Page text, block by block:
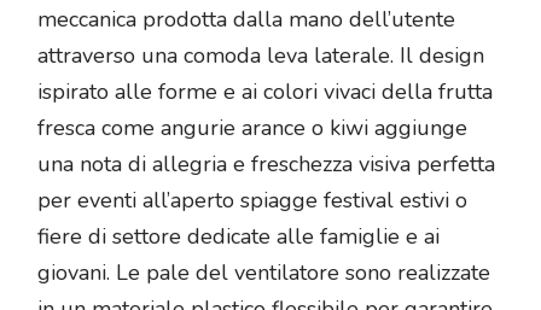
meccanica prodotta dalla mano dell’utente
attraverso una comoda leva laterale. Il design
ispirato alle forme e ai colori vivaci della frutta
fresca come angurie arance o kiwi aggiunge
una nota di allegria e freschezza visiva perfetta
per eventi all’aperto spiagge festival estivi o
fiere di settore dedicate alle famiglie e ai
giovani. Le pale del ventilatore sono realizzate